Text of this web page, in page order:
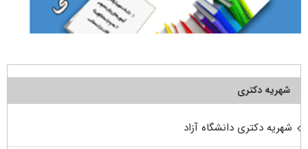
شهریه دکتری
شهریه دکتری دانشگاه آزاد